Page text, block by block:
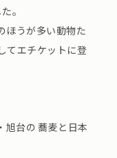
。
ほうが多い動物た
てエチケットに登
台の 蕎麦と日本